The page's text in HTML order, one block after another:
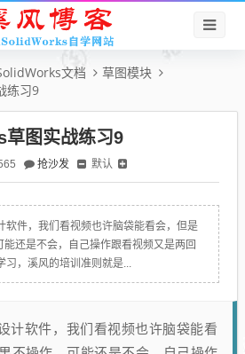
文档
草图模块
练习9
图实战练习9
抢沙发 默认
软件，我们看视频也许脑袋能看会，但是
还是不会，自己操作跟看视频又是两回
习，溪风的培训准则就是...
计软件，我们看视频也许脑袋能看